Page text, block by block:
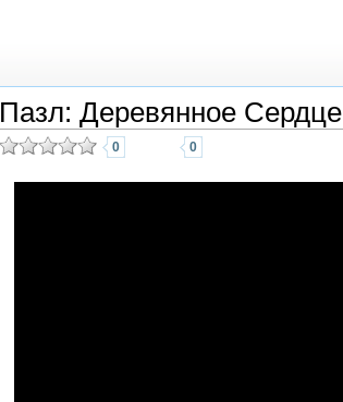
Пазл: Деревянное Сердце
0 0